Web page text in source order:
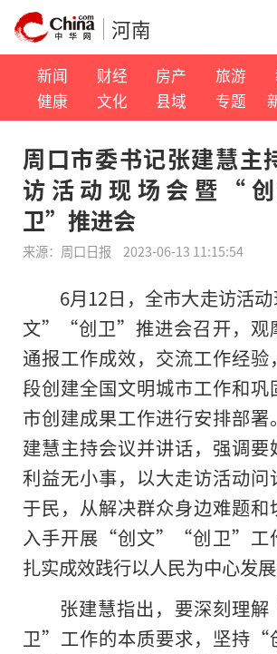
河南
新闻 财经 房产 旅游
健康
文化 县域 专题
周口市委书记张建慧主
访活动现场会暨“
卫”推进会
来源： 周口日报 2023-06-13 11:15:54
6月12日，全市大走访活
文”“创卫”推进会召开，观
通报工作成效，交流工作经验
段创建全国文明城市工作和巩
市创建成果工作进行安排部署
建慧主持会议并讲话，强调要
利益无小事，以大走访活动问
于民，从解决群众身边难题和
入手开展“创文”“创卫”工
扎实成效践行以人民为中心发展
张建慧指出，要深刻理
卫”工作的本质要求，坚持“